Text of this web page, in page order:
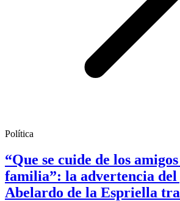
Política
“Que se cuide de los
familia”: la advertencia del
Abelardo de la Espriella